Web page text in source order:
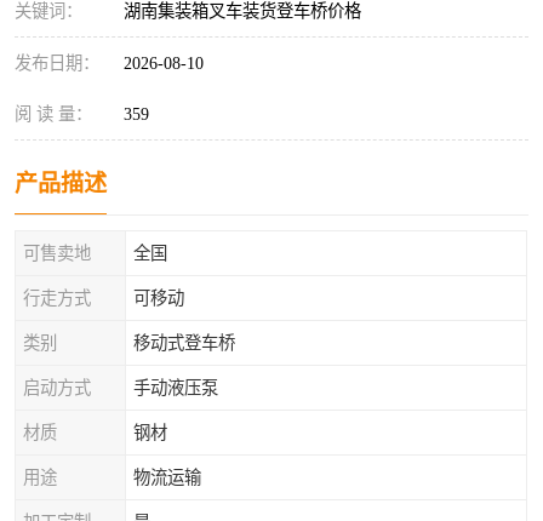
关键词： 湖南集装箱叉车装货登车桥价格
发布日期： 2026-08-10
阅 读 量： 359
产品描述
可售卖地 全国
行走方式 可移动
类别 移动式登车桥
启动方式 手动液压泵
材质 钢材
用途 物流运输